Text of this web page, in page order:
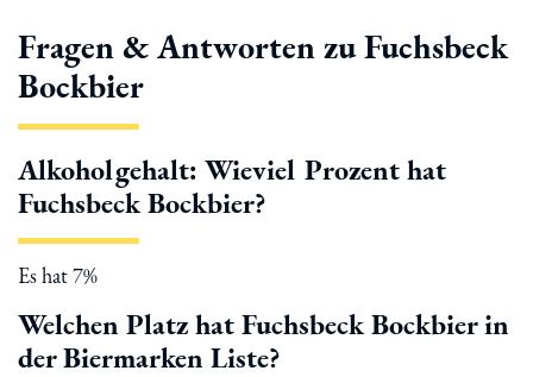
Fragen & Antworten zu Fuchsbeck
Bockbier
Alkoholgehalt: Wieviel Prozent hat
Fuchsbeck Bockbier?
Es hat 7%
Welchen Platz hat Fuchsbeck Bockbier in
der Biermarken Liste?